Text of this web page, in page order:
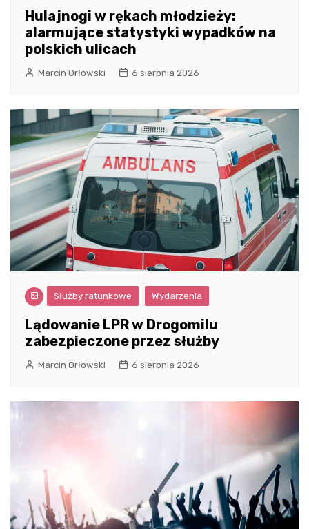
Hulajnogi w rękach młodzieży:
alarmujące statystyki wypadków na
polskich ulicach
Marcin Orłowski 6 sierpnia 2026
Służby ratunkowe Wydarzenia
Lądowanie LPR w Drogomilu
zabezpieczone przez służby
Marcin Orłowski 6 sierpnia 2026